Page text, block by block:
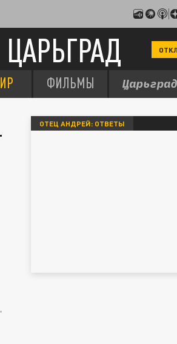
ЦАРЬГРАД
ФИЛЬМЫ
ОТЕЦ АНДРЕЙ: ОТВЕТЫ